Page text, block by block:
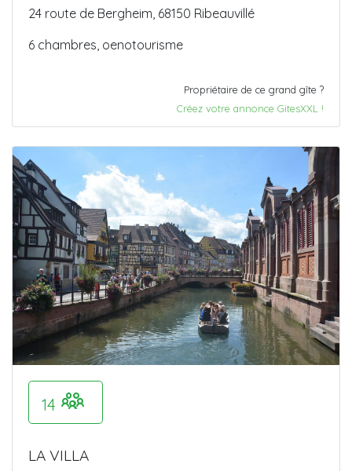
24 route de Bergheim, 68150 Ribeauvillé
6 chambres, oenotourisme
Propriétaire de ce grand gîte ?
Créez votre annonce GitesXXL !
14
LA VILLA